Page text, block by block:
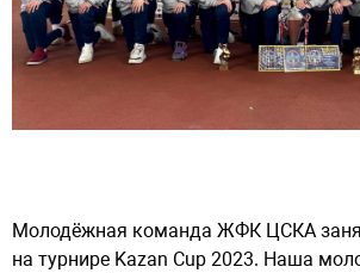
Молодёжная команда ЖФК ЦСКА
на турнире Kazan Cup 2023. Наша